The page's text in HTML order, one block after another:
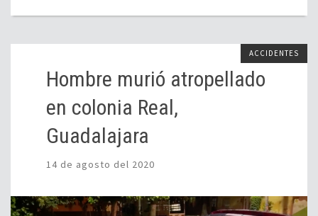
ACCIDENTES
Hombre murió atropellado
en colonia Real,
Guadalajara
14 de agosto del 2020